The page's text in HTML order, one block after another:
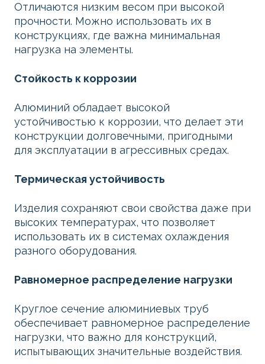
Отличаются низким весом при высокой
прочности. Можно использовать их в
конструкциях, где важна минимальная
нагрузка на элементы.
Стойкость к коррозии
Алюминий обладает высокой
устойчивостью к коррозии, что делает эти
конструкции долговечными, пригодными
для эксплуатации в агрессивных средах.
Термическая устойчивость
Изделия сохраняют свои свойства даже при
высоких температурах, что позволяет
использовать их в системах охлаждения
разного оборудования.
Равномерное распределение нагрузки
Круглое сечение алюминиевых труб
обеспечивает равномерное распределение
нагрузки, что важно для конструкций,
испытывающих значительные воздействия.